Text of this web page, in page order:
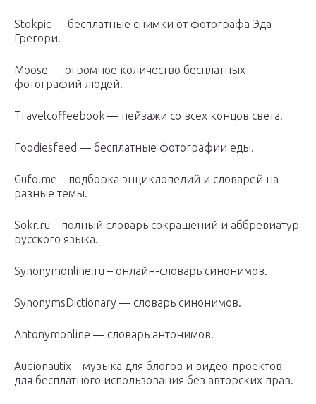
Stokpic — бесплатные снимки от фотографа Эда
Грегори.
Moose — огромное количество бесплатных
фотографий людей.
Travelcoffeebook — пейзажи со всех концов света.
Foodiesfeed — бесплатные фотографии еды.
Gufo.me – подборка энциклопедий и словарей на
разные темы.
Sokr.ru – полный словарь сокращений и аббревиатур
русского языка.
Synonymonline.ru – онлайн-словарь синонимов.
SynonymsDictionary — словарь синонимов.
Antonymonline — словарь антонимов.
Audionautix – музыка для блогов и видео-проектов
для бесплатного использования без авторских прав.